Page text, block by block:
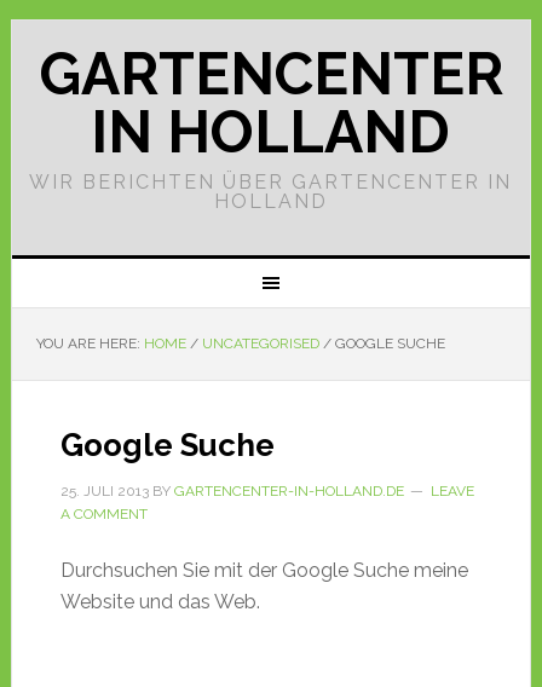
GARTENCENTER
IN HOLLAND
WIR BERICHTEN ÜBER GARTENCENTER IN
HOLLAND
YOU ARE HERE: HOME / UNCATEGORISED /GOOGLE SUCHE
Google Suche
25. JULI 2013BY GARTENCENTER-IN-HOLLAND.DE
LEAVE
A COMMENT
Durchsuchen Sie mit der Google Suche meine
Website und das Web.